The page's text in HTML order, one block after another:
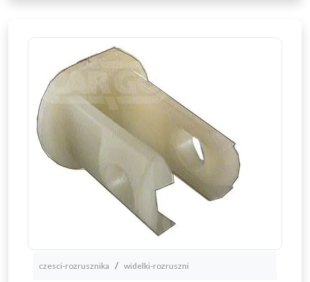
czesci-rozrusznika widelki-rozruszni